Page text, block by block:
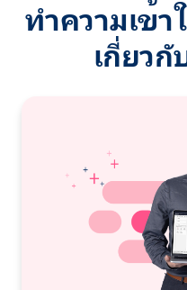
ทำความเข้า
เกี่ยวกั